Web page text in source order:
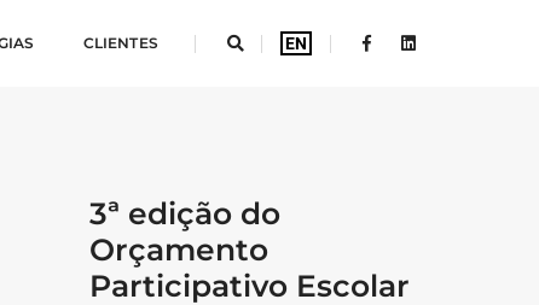
CLIENTES EN Hiperligação externa
Hiperligação
3ª edição do
Orçamento
Participativo Escolar